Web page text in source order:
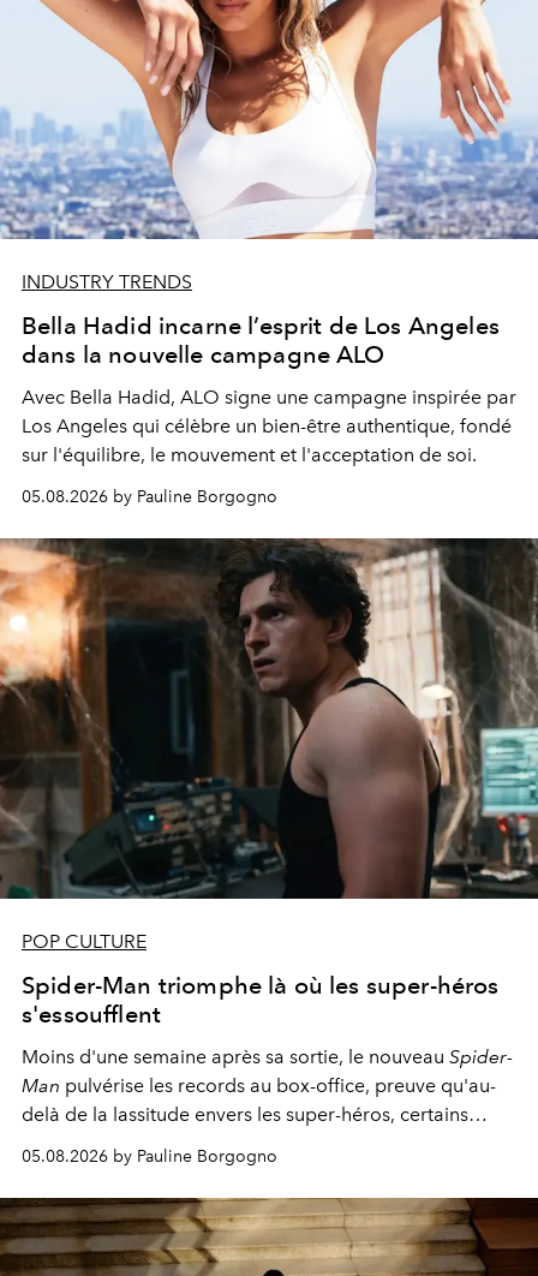
INDUSTRY TRENDS
Bella Hadid incarne l’esprit de Los Angeles
dans la nouvelle campagne ALO
Avec Bella Hadid, ALO signe une campagne inspirée par
Los Angeles qui célèbre un bien-être authentique, fondé
sur l'équilibre, le mouvement et l'acceptation de soi.
05.08.2026 by Pauline Borgogno
POP CULTURE
Spider-Man triomphe là où les super-héros
s'essoufflent
Moins d'une semaine après sa sortie, le nouveau Spider-
Man pulvérise les records au box-office, preuve qu'au-
delà de la lassitude envers les super-héros, certains
personnages continuent de susciter une ferveur intacte.
05.08.2026 by Pauline Borgogno